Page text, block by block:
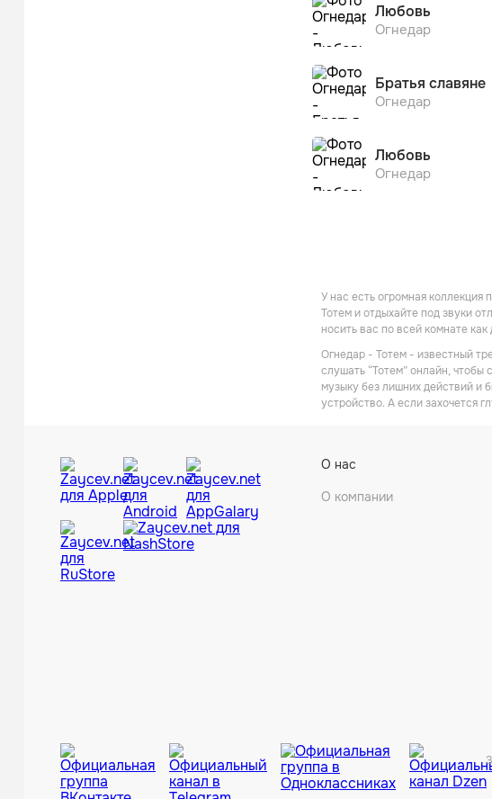
Любовь
Огнедар
Братья славяне
Огнедар
Любовь
Огнедар
У нас есть огромная
Тотем и отдыхайте под звуки
носить вас по всей комнате
Огнедар - Тотем - известный
слушать “Тотем” онлайн, чтобы
музыку без лишних действий и
устройство. А если захочется
О нас
О компании